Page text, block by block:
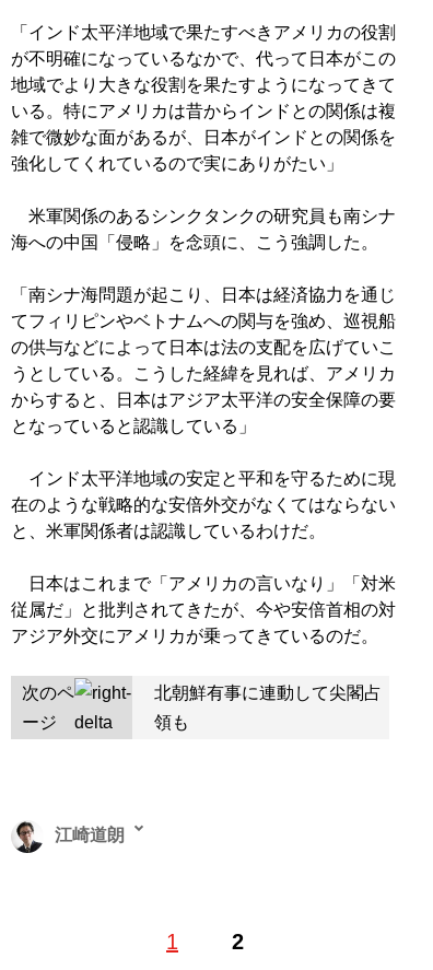
「インド太平洋地域で果たすべきアメリカの役割
が不明確になっているなかで、代って日本がこの
地域でより大きな役割を果たすようになってきて
いる。特にアメリカは昔からインドとの関係は複
雑で微妙な面があるが、日本がインドとの関係を
強化してくれているので実にありがたい」
米軍関係のあるシンクタンクの研究員も南シナ
海への中国「侵略」を念頭に、こう強調した。
「南シナ海問題が起こり、日本は経済協力を通じ
てフィリピンやベトナムへの関与を強め、巡視船
の供与などによって日本は法の支配を広げていこ
うとしている。こうした経緯を見れば、アメリカ
からすると、日本はアジア太平洋の安全保障の要
となっていると認識している」
インド太平洋地域の安定と平和を守るために現
在のような戦略的な安倍外交がなくてはならない
と、米軍関係者は認識しているわけだ。
日本はこれまで「アメリカの言いなり」「対米
従属だ」と批判されてきたが、今や安倍首相の対
アジア外交にアメリカが乗ってきているのだ。
次のペ
ージ
北朝鮮有事に連動して尖閣占
領も
1 2
江崎道朗
学部哲学科卒業後、石原慎太郎衆議院議員の政策担当秘